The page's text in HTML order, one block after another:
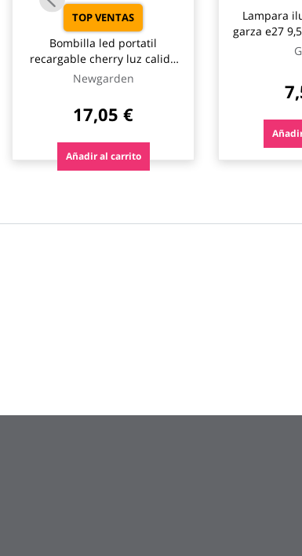
TOP VENTAS
Bombilla led portatil
recargable cherry luz calida
900lm 9w newgarden
Newgarden
17,05 €
Añadir al carrito
Lampara
garza e27